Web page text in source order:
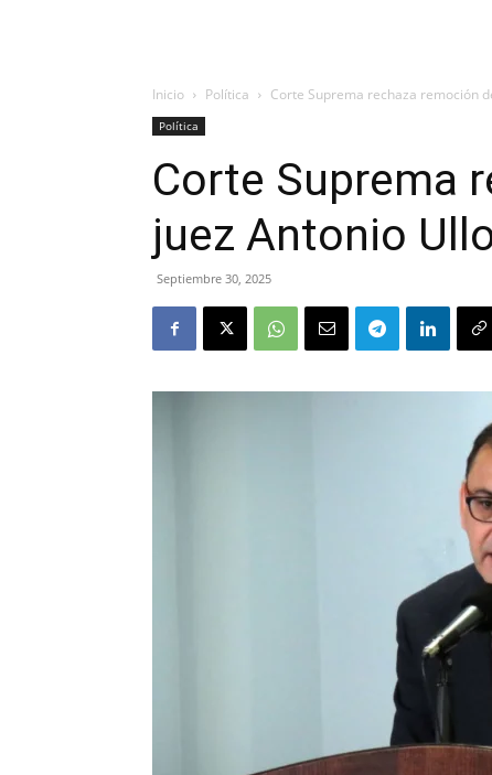
Inicio Política Corte Suprema rechaza remoción
Política
Corte Suprema
juez Antonio
Septiembre 30, 2025